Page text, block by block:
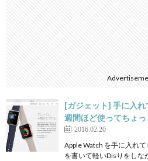
[ガジェット] 手に入
週間ほど使ってちょ
2016.02.20
Apple Watch を手に入れ
を書いて軽いDisりをしな